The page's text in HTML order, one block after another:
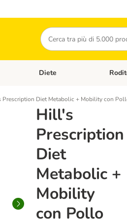
Cerca
Gatti
Apri Menù Categoria: Cani
Diete Apri
Prescription Diet Metabolic + Mobility con
Hill's
Prescription
Diet
Metabolic +
Mobility
con Pollo